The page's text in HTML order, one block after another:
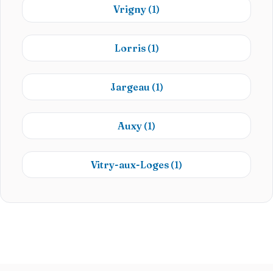
Vrigny (1)
Lorris (1)
Jargeau (1)
Auxy (1)
Vitry-aux-Loges (1)